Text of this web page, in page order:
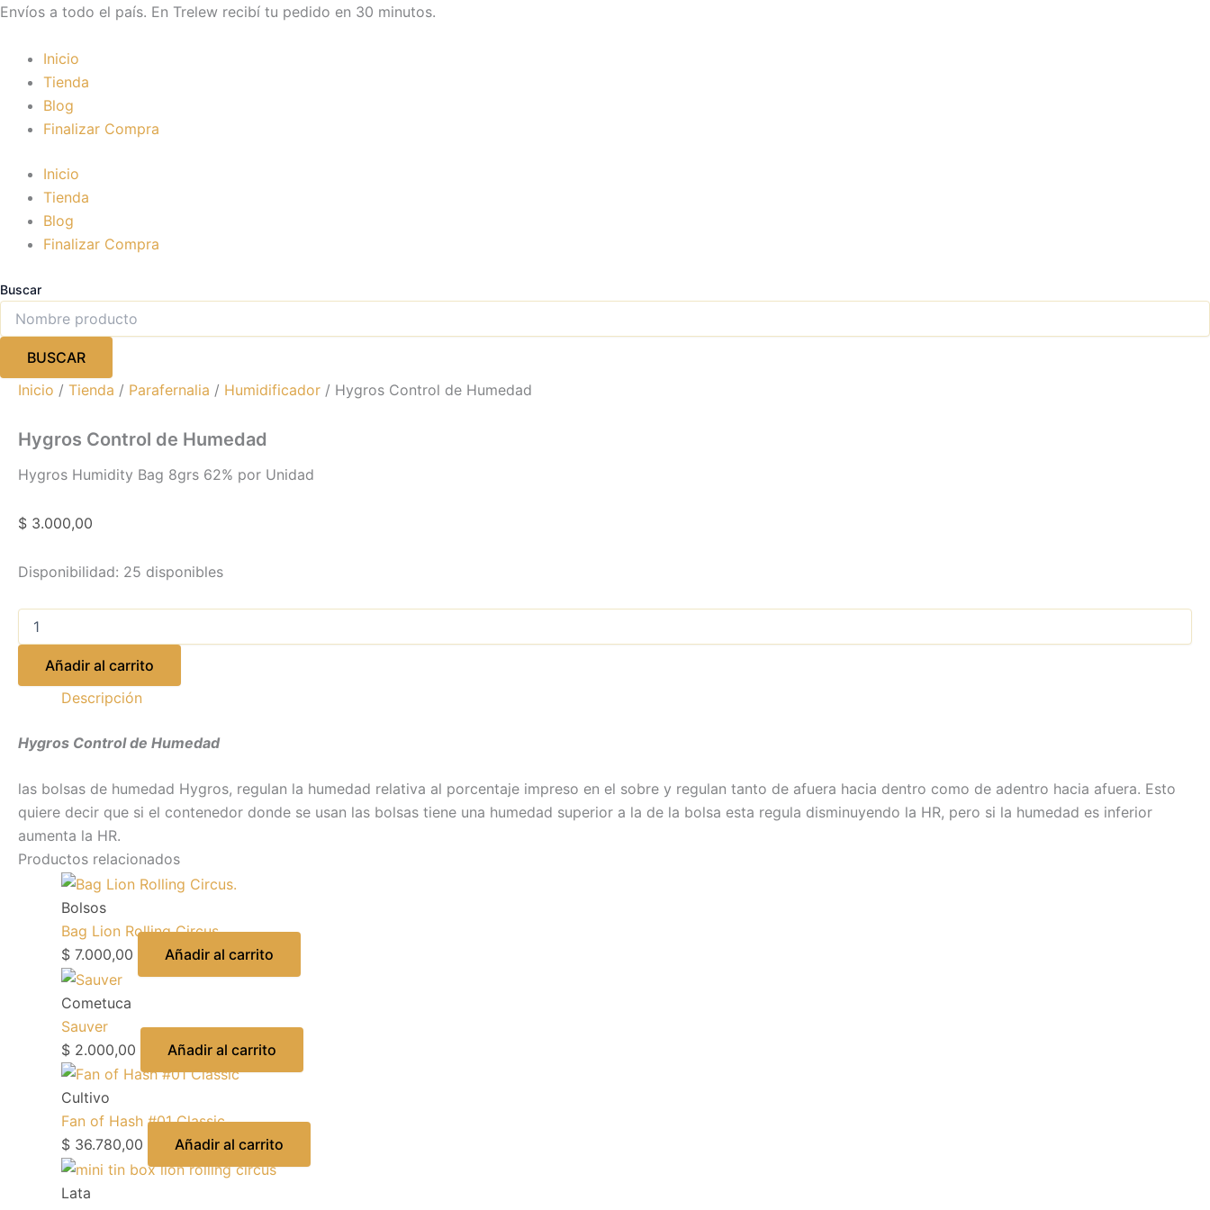
Ir
contenido
Envíos a todo el país. En Trelew recibí tu pedido en 30 minutos.
Inicio
Tienda
Blog
Finalizar Compra
Inicio
Tienda
Blog
Finalizar Compra
Buscar
BUSCAR
Inicio / Tienda / Parafernalia / Humidificador / Hygros Control de Humedad
Hygros Control de Humedad
Hygros Humidity Bag 8grs 62% por Unidad
$ 3.000,00
Disponibilidad: 25 disponibles
Hygros
Humedad
cantidad
Añadir al carrito
Descripción
Hygros Control de Humedad
las bolsas de humedad Hygros, regulan la humedad relativa al porcentaje impreso en el sobre y regulan tanto de afuera hacia dentro como de adentro hacia afuera. Esto
quiere decir que si el contenedor donde se usan las bolsas tiene una humedad superior a la de la bolsa esta regula disminuyendo la HR, pero si la humedad es inferior
aumenta la HR.
Productos relacionados
Bolsos
Bag Lion Rolling Circus
$ 7.000,00 Añadir al carrito
Cometuca
Sauver
$ 2.000,00 Añadir al carrito
Cultivo
Fan of Hash #01 Classic
$ 36.780,00 Añadir al carrito
Lata